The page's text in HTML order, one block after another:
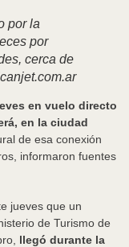
por la
por
cerca de
en vuelo directo
en la ciudad
de esa conexión
informaron fuentes
jueves que un
de Turismo de
llegó durante la